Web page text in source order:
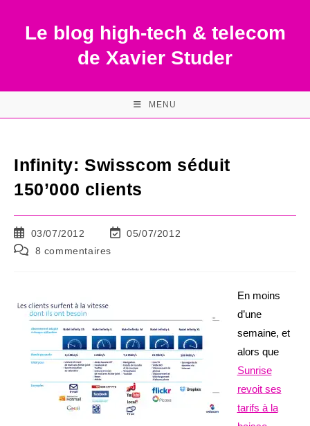
contentLe blog high-tech & telecom
de Xavier Studer
MENU
Infinity: Swisscom séduit
150’000 clients
Publication
publiée :
03/07/2012
Dernière
05/07/2012
Commentaires
8 commentaires
En moins
d’une
semaine, et
alors que
Sunrise
revoit ses
tarifs à la